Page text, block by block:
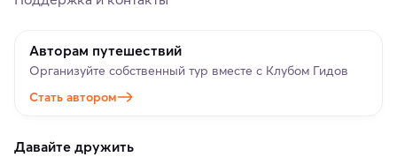
Авторам путешествий
Организуйте собственный тур вместе с Клубом Гидов
Стать автором
Давайте дружить